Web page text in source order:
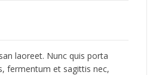
laoreet. Nunc quis porta
fermentum et sagittis nec,